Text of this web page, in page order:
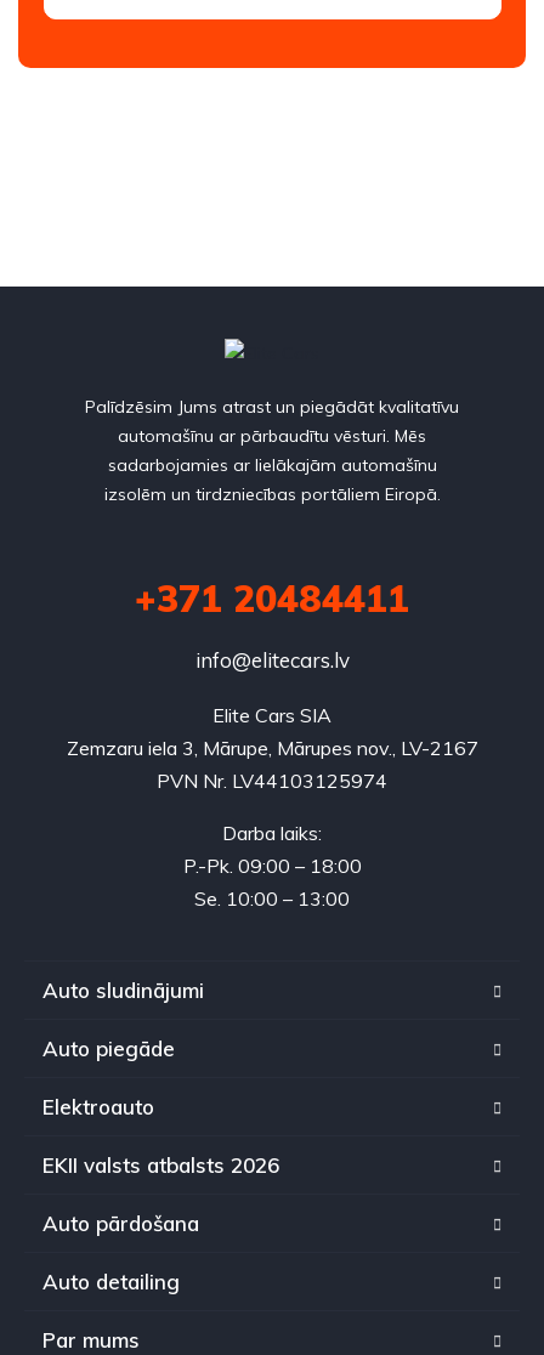
Palīdzēsim Jums atrast un piegādāt kvalitatīvu
automašīnu ar pārbaudītu vēsturi. Mēs
sadarbojamies ar lielākajām automašīnu
izsolēm un tirdzniecības portāliem Eiropā.
+371 20484411
info@elitecars.lv
Elite Cars SIA
Zemzaru iela 3, Mārupe, Mārupes nov., LV-2167
PVN Nr. LV44103125974
Darba laiks:
P.-Pk. 09:00 – 18:00
Se. 10:00 – 13:00
Auto sludinājumi
Auto piegāde
Elektroauto
EKII valsts atbalsts 2026
Auto pārdošana
Auto detailing
Par mums